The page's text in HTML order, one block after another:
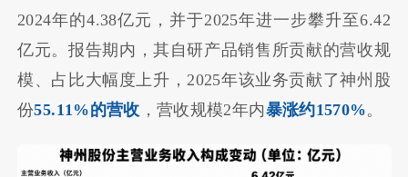
2024年的4.38亿元，并于2025年进一步攀升至6.42
亿元。报告期内，其自研产品销售所贡献的营收规
模、占比大幅度上升，2025年该业务贡献了神州股
份55.11%的营收 ，营收规模2年内暴涨约1570%。